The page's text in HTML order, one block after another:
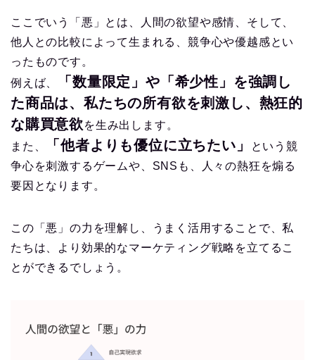
ここでいう「悪」とは、人間の欲望や感情、そして、
他人との比較によって生まれる、競争心や優越感とい
ったものです。
例えば、
「数量限定」や「希少性」を強調し
た商品は、私たちの所有欲を刺激し、熱狂的
な購買意欲を生み出します。
また、
「他者よりも優位に立ちたい」
という競
争心を刺激するゲームや、SNSも、人々の熱狂を煽る
要因となります。
この「悪」の力を理解し、うまく活用することで、私
たちは、より効果的なマーケティング戦略を立てるこ
とができるでしょう。